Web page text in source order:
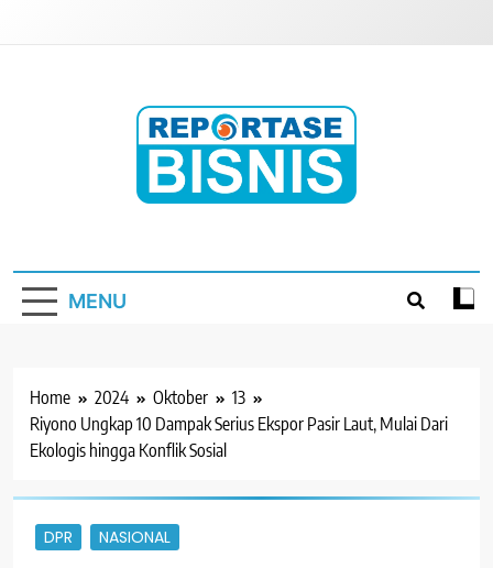
MENU
Home 2024 Oktober
13
Riyono Ungkap 10 Dampak Serius Ekspor Pasir Laut, Mulai Dari
Ekologis hingga Konflik Sosial
DPR NASIONAL